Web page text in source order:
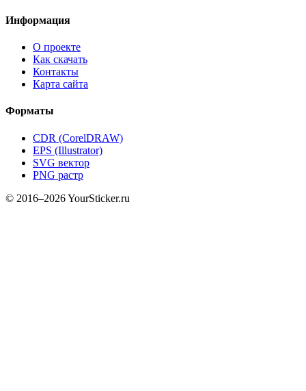
Информация
О проекте
Как скачать
Контакты
Карта сайта
Форматы
CDR (CorelDRAW)
EPS (Illustrator)
SVG вектор
PNG растр
© 2016–2026 YourSticker.ru